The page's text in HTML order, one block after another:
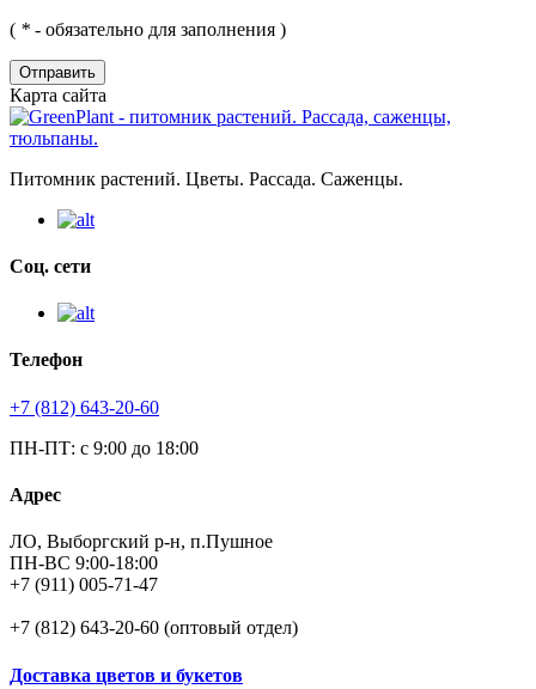
( * - обязательно для заполнения )
Отправить
Карта сайта
Питомник растений. Цветы. Рассада. Саженцы.
Соц. сети
Телефон
+7 (812) 643-20-60
ПН-ПТ: с 9:00 до 18:00
Адрес
ЛО, Выборгский р-н, п.Пушное
ПН-ВС 9:00-18:00
+7 (911) 005-71-47
+7 (812) 643-20-60 (оптовый отдел)
Доставка цветов и букетов